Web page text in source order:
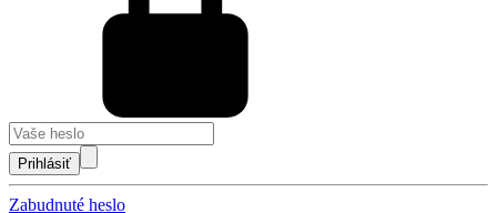
Prihlásiť
Zabudnuté heslo